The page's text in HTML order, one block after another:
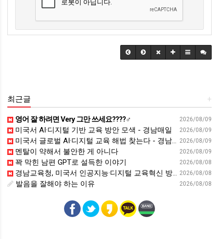
+
최근글
2026/08/09
영어 잘 하려면 Very 그만 쓰세요????‍♂️
2026/08/09
미국서 AI·디지털 기반 교육 방안 모색 - 경남매일
2026/08/09
미국서 글로벌 AI·디지털 교육 해법 찾는다 - 경남일보
2026/08/09
멘탈이 약해서 불안한 게 아니다
2026/08/08
꽉 막힌 남편 GPT로 설득한 이야기
2026/08/08
경남교육청, 미국서 인공지능·디지털 교육혁신 방안 모색 - 웹이코노미
2026/08/08
발음을 잘해야 하는 이유